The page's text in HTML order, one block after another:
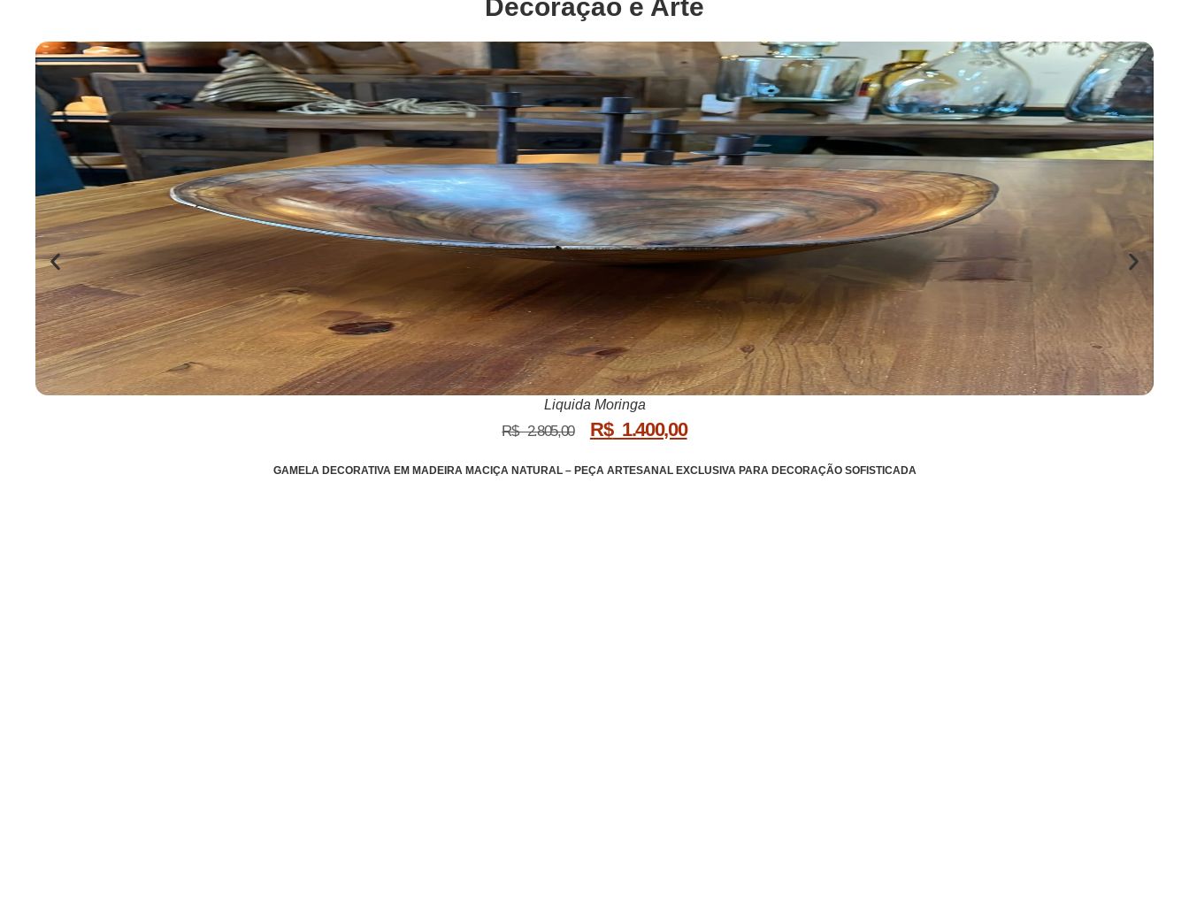
Decoração e Arte
Liquida Moringa
R$2.805,00 R$1.400,00
GAMELA DECORATIVA EM MADEIRA MACIÇA NATURAL – PEÇA ARTESANAL EXCLUSIVA PARA DECORAÇÃO SOFISTICADA